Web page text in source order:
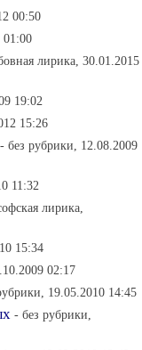
00:50
01:00
лирика, 30.01.2015
19:02
15:26
- без рубрики, 12.08.2009
11:32
лирика,
15:34
02:17
19.05.2010 14:45
- без рубрики,